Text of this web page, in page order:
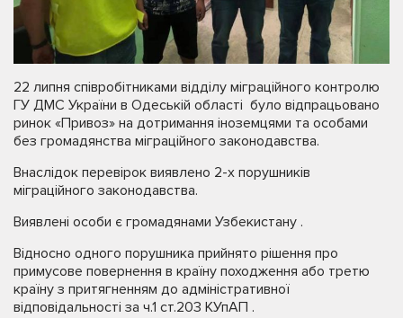
22 липня співробітниками відділу міграційного контролю
ГУ ДМС України в Одеській області було відпрацьовано
ринок «Привоз» на дотримання іноземцями та особами
без громадянства міграційного законодавства.
Внаслідок перевірок виявлено 2-х порушників
міграційного законодавства.
Виявлені особи є громадянами Узбекистану .
Відносно одного порушника прийнято рішення про
примусове повернення в країну походження або третю
країну з притягненням до адміністративної
відповідальності за ч.1 ст.203 КУпАП .